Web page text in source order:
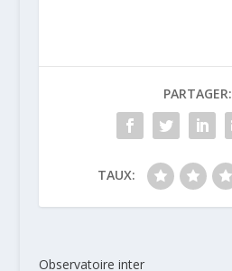
PARTAGER:
TAUX:
Observatoire inter